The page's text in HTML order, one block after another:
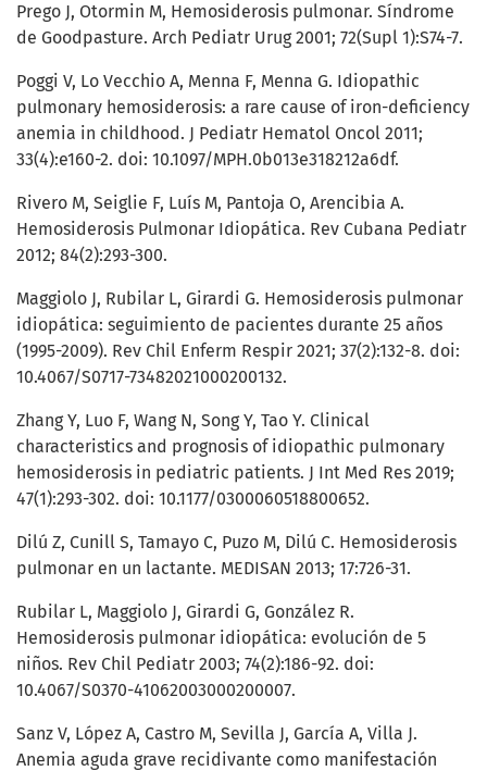
Prego J, Otormin M, Hemosiderosis pulmonar. Síndrome
de Goodpasture. Arch Pediatr Urug 2001; 72(Supl 1):S74-7.
Poggi V, Lo Vecchio A, Menna F, Menna G. Idiopathic
pulmonary hemosiderosis: a rare cause of iron-deficiency
anemia in childhood. J Pediatr Hematol Oncol 2011;
33(4):e160-2. doi: 10.1097/MPH.0b013e318212a6df.
Rivero M, Seiglie F, Luís M, Pantoja O, Arencibia A.
Hemosiderosis Pulmonar Idiopática. Rev Cubana Pediatr
2012; 84(2):293-300.
Maggiolo J, Rubilar L, Girardi G. Hemosiderosis pulmonar
idiopática: seguimiento de pacientes durante 25 años
(1995-2009). Rev Chil Enferm Respir 2021; 37(2):132-8. doi:
10.4067/S0717-73482021000200132.
Zhang Y, Luo F, Wang N, Song Y, Tao Y. Clinical
characteristics and prognosis of idiopathic pulmonary
hemosiderosis in pediatric patients. J Int Med Res 2019;
47(1):293-302. doi: 10.1177/0300060518800652.
Dilú Z, Cunill S, Tamayo C, Puzo M, Dilú C. Hemosiderosis
pulmonar en un lactante. MEDISAN 2013; 17:726-31.
Rubilar L, Maggiolo J, Girardi G, González R.
Hemosiderosis pulmonar idiopática: evolución de 5
niños. Rev Chil Pediatr 2003; 74(2):186-92. doi:
10.4067/S0370-41062003000200007.
Sanz V, López A, Castro M, Sevilla J, García A, Villa J.
Anemia aguda grave recidivante como manifestación